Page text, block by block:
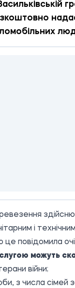
і
це повідомила
можуть
війни;
з числа сімей